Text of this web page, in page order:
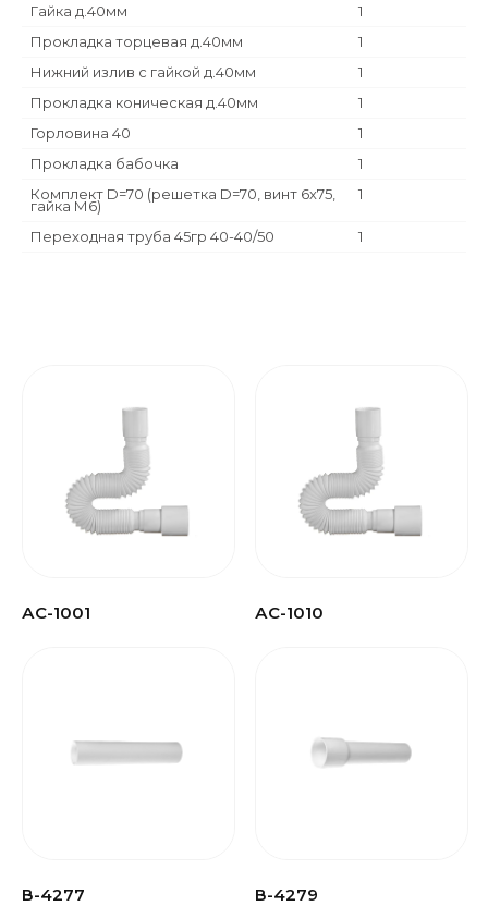
Гайка д.40мм
1
Прокладка торцевая д.40мм
1
Нижний излив с гайкой д.40мм
1
Прокладка коническая д.40мм
1
Горловина 40
1
Прокладка бабочка
1
Комплект D=70 (решетка D=70, винт 6х75,
гайка М6)
1
Переходная труба 45гр 40-40/50 1
АС-1001 АС-1010
В-4277 В-4279